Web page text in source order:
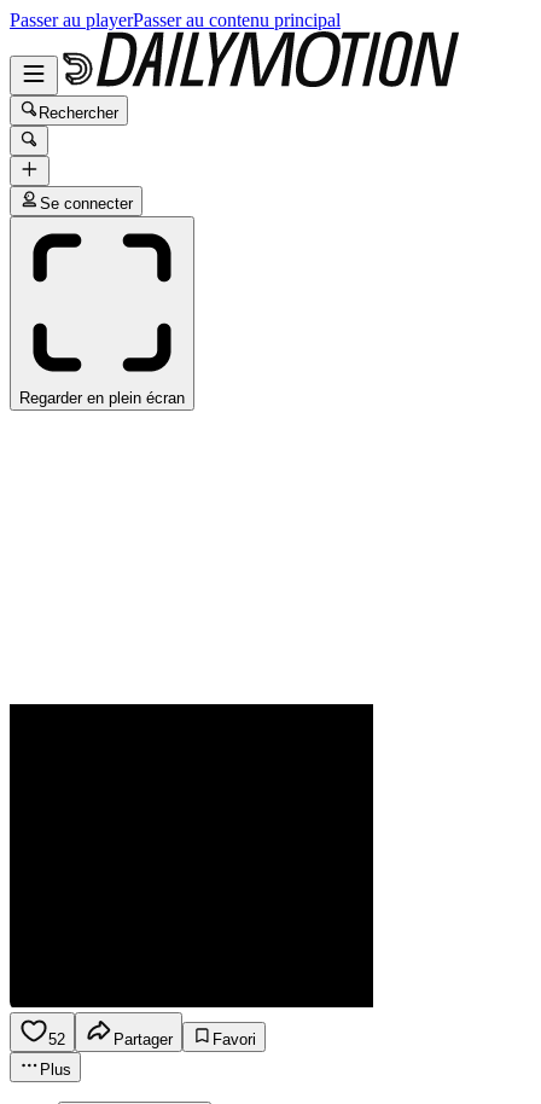
Passer au playerPasser au contenu principal
Rechercher
Se connecter
Regarder en plein écran
52 Partager
Favori
Plus